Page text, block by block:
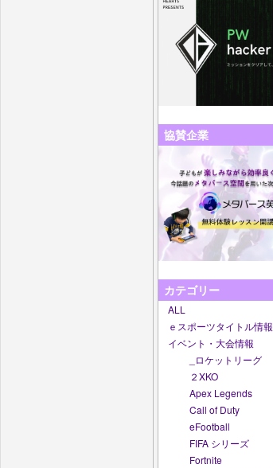
協賛企業
カテゴリー
ALL
ｅスポーツタイトル情報
イベント・大会情報
_ロケットリーグ
２XKO
Apex Legends
Call of Duty
eFootball
FIFA シリーズ
Fortnite